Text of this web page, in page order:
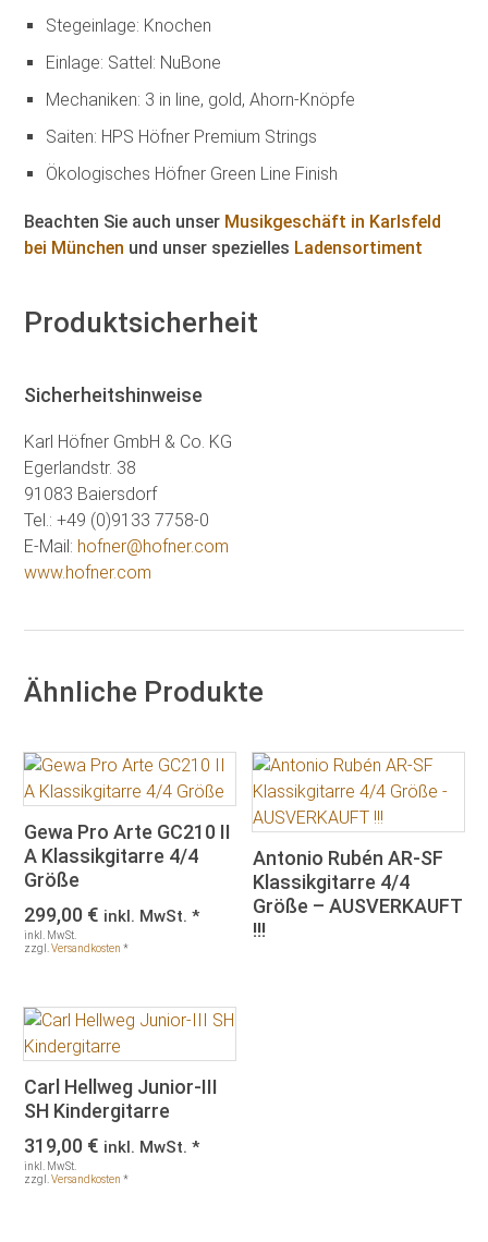
Stegeinlage: Knochen
Einlage: Sattel: NuBone
Mechaniken: 3 in line, gold, Ahorn-Knöpfe
Saiten: HPS Höfner Premium Strings
Ökologisches Höfner Green Line Finish
Beachten Sie auch unser Musikgeschäft in Karlsfeld
bei München und unser spezielles Ladensortiment
Produktsicherheit
Sicherheitshinweise
Karl Höfner GmbH & Co. KG
Egerlandstr. 38
91083 Baiersdorf
Tel.: +49 (0)9133 7758-0
E-Mail: hofner@hofner.com
www.hofner.com
Ähnliche Produkte
Gewa Pro Arte GC210 II
A Klassikgitarre 4/4
Größe
299,00 € inkl. MwSt. *
inkl. MwSt.
zzgl.Versandkosten *
Antonio Rubén AR-SF
Klassikgitarre 4/4
Größe – AUSVERKAUFT
!!!
Carl Hellweg Junior-III
SH Kindergitarre
319,00 € inkl. MwSt. *
inkl. MwSt.
zzgl.Versandkosten *